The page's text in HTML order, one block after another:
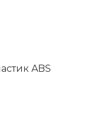
ABS